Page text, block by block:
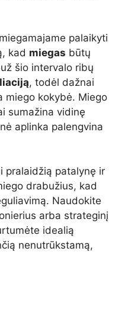
palaikyti
kad miegas būtų
šio intervalo ribų
, todėl dažnai
miego kokybė. Miego
sumažina vidinę
aplinka palengvina
pralaidžią patalynę ir
drabužius, kad
Naudokite
arba strateginį
idealią
nenutrūkstamą,